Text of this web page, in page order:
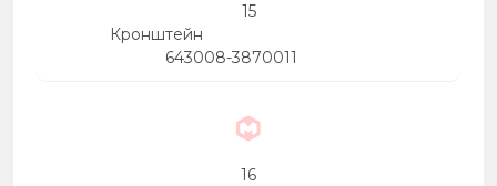
15
Кронштейн
643008-3870011
16